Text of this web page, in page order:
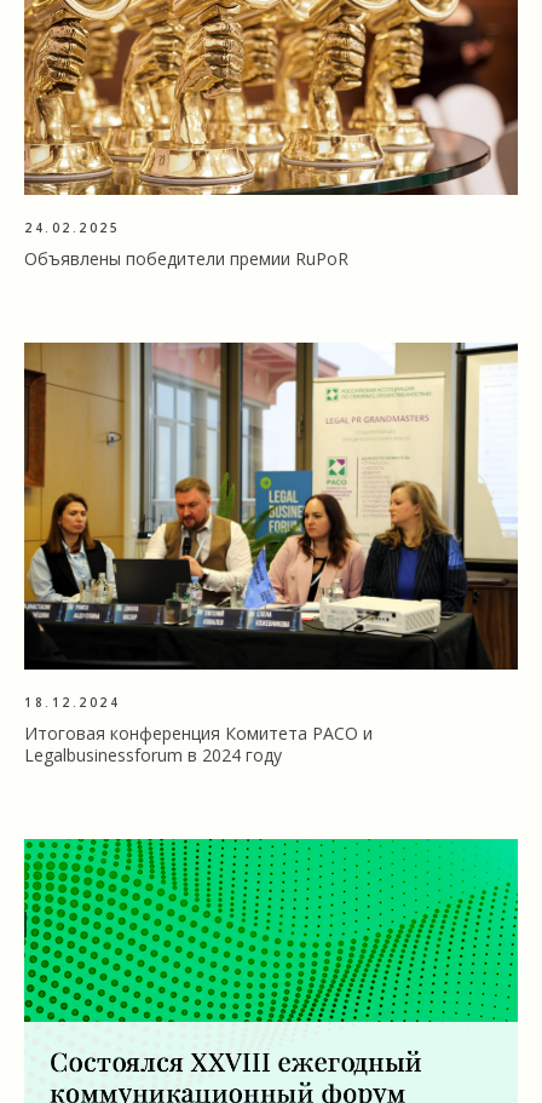
24.02.2025
Объявлены победители премии RuPoR
18.12.2024
Итоговая конференция Комитета РАСО и
Legalbusinessforum в 2024 году